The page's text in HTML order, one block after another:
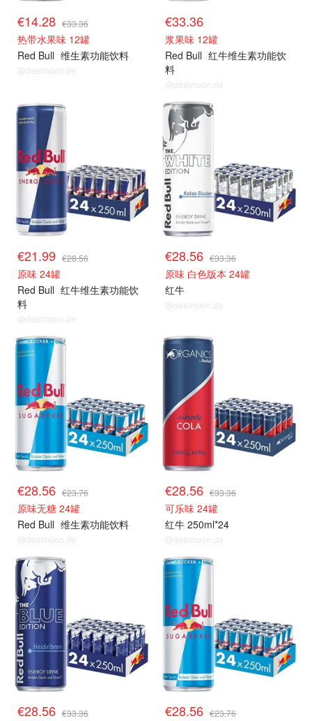
€14.28 €33.36
热带水果味 12罐
Red Bull 维生素功能饮料
@dealmoon.de
€33.36
浆果味 12罐
Red Bull 红牛维生素功能饮
料
@dealmoon.de
€21.99 €28.56
原味 24罐
Red Bull 红牛维生素功能饮
料
@dealmoon.de
€28.56 €33.36
原味 白色版本 24罐
红牛
@dealmoon.de
€28.56 €23.76
原味无糖 24罐
Red Bull 维生素功能饮料
@dealmoon.de
€28.56 €33.36
可乐味 24罐
红牛 250ml*24
@dealmoon.de
€28.56 €33.36 €28.56 €23.76